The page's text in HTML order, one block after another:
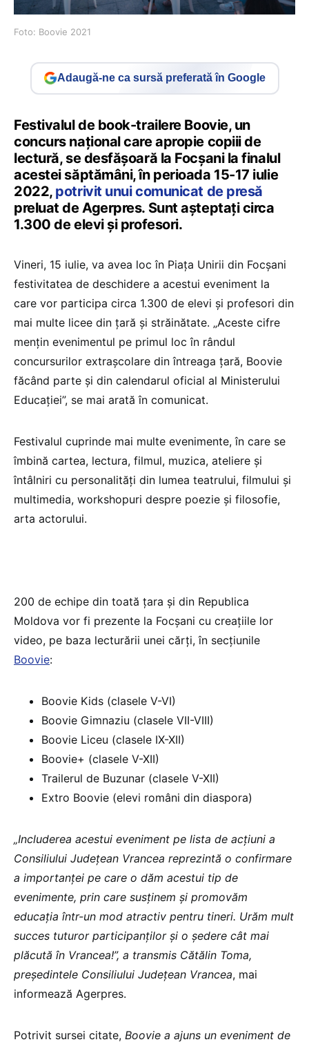
Foto: Boovie 2021
Adaugă-ne ca sursă preferată în Google
Festivalul de book-trailere Boovie, un
concurs naţional care apropie copiii de
lectură, se desfășoară la Focșani la finalul
acestei săptămâni, în perioada 15-17 iulie
2022, potrivit unui comunicat de presă
preluat de Agerpres. Sunt așteptați circa
1.300 de elevi și profesori.
Vineri, 15 iulie, va avea loc în Piaţa Unirii din Focşani
festivitatea de deschidere a acestui eveniment la
care vor participa circa 1.300 de elevi şi profesori din
mai multe licee din ţară şi străinătate. „Aceste cifre
menţin evenimentul pe primul loc în rândul
concursurilor extraşcolare din întreaga ţară, Boovie
făcând parte şi din calendarul oficial al Ministerului
Educaţiei”, se mai arată în comunicat.
Festivalul cuprinde mai multe evenimente, în care se
îmbină cartea, lectura, filmul, muzica, ateliere şi
întâlniri cu personalităţi din lumea teatrului, filmului şi
multimedia, workshopuri despre poezie şi filosofie,
arta actorului.
200 de echipe din toată ţara şi din Republica
Moldova vor fi prezente la Focşani cu creaţiile lor
video, pe baza lecturării unei cărţi, în secţiunile
Boovie:
Boovie Kids (clasele V-VI)
Boovie Gimnaziu (clasele VII-VIII)
Boovie Liceu (clasele IX-XII)
Boovie+ (clasele V-XII)
Trailerul de Buzunar (clasele V-XII)
Extro Boovie (elevi români din diaspora)
„Includerea acestui eveniment pe lista de acţiuni a
Consiliului Judeţean Vrancea reprezintă o confirmare
a importanţei pe care o dăm acestui tip de
evenimente, prin care susţinem şi promovăm
educaţia într-un mod atractiv pentru tineri. Urăm mult
succes tuturor participanţilor şi o şedere cât mai
plăcută în Vrancea!”, a transmis Cătălin Toma,
preşedintele Consiliului Judeţean Vrancea, mai
informează Agerpres.
Potrivit sursei citate, Boovie a ajuns un eveniment de